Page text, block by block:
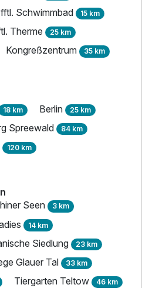
Schwimmbad 15 km
Therme 25 km
Kongreßzentrum 35 km
18 km Berlin 25 km
Spreewald 84 km
120 km
Seen 3 km
14 km
Siedlung 23 km
Glauer Tal 33 km
Tiergarten Teltow 46 km